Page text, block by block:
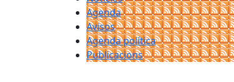
Agenda
Avisos
Agenda política
Publicacions